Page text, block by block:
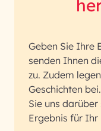
Geben Sie Ihre
senden Ihnen
zu. Zudem
Geschichten
Sie uns
Ergebnis für Ihr